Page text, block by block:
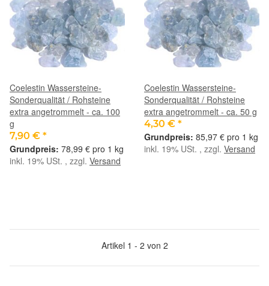
Coelestin Wassersteine-
Sonderqualität / Rohsteine
extra angetrommelt - ca. 100
g
7,90 € *
78,99 € pro 1 kg
inkl. 19% USt. , zzgl. Versand
Coelestin Wassersteine-
Sonderqualität / Rohsteine
extra angetrommelt - ca. 50 g
4,30 € *
85,97 € pro 1 kg
inkl. 19% USt. , zzgl. Versand
Artikel 1 - 2 von 2